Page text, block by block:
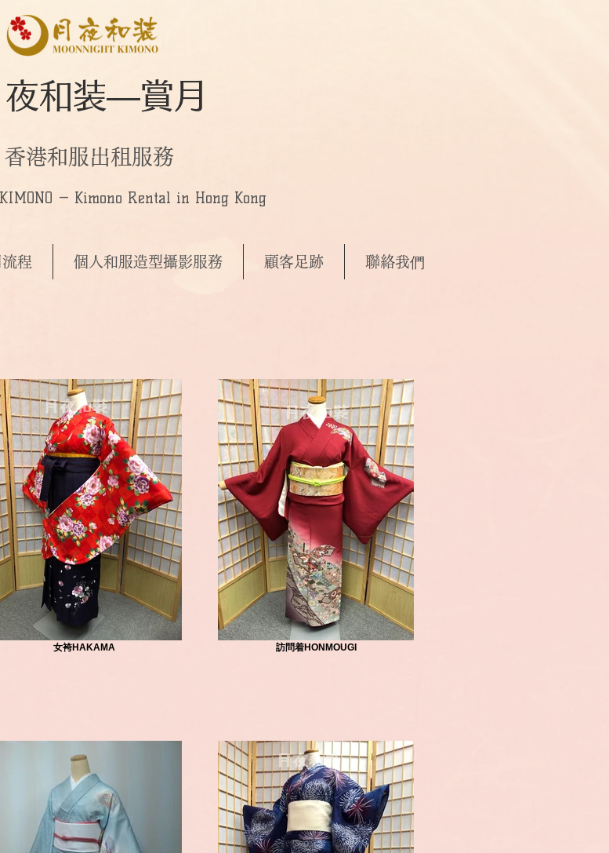
夜和装—賞月
香港和服出租服務
KIMONO — Kimono Rental in Hong Kong
女袴HAKAMA 訪問着HONMOUGI
程 個人和服造型攝影服務 顧客足跡 聯絡我們